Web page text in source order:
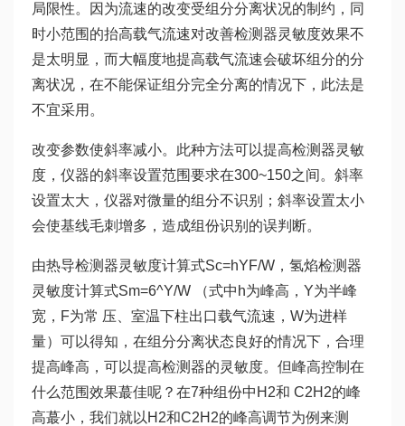
局限性。因为流速的改变受组分分离状况的制约，同
时小范围的抬高载气流速对改善检测器灵敏度效果不
是太明显，而大幅度地提高载气流速会破坏组分的分
离状况，在不能保证组分完全分离的情况下，此法是
不宜采用。
改变参数使斜率减小。此种方法可以提高检测器灵敏
度，仪器的斜率设置范围要求在300~150之间。斜率
设置太大，仪器对微量的组分不识别；斜率设置太小
会使基线毛刺增多，造成组份识别的误判断。
由热导检测器灵敏度计算式Sc=hYF/W，氢焰检测器
灵敏度计算式Sm=6^Y/W （式中h为峰高，Y为半峰
宽，F为常 压、室温下柱出口载气流速，W为进样
量）可以得知，在组分分离状态良好的情况下，合理
提高峰高，可以提高检测器的灵敏度。但峰高控制在
什么范围效果蕞佳呢？在7种组份中H2和 C2H2的峰
高蕞小，我们就以H2和C2H2的峰高调节为例来测